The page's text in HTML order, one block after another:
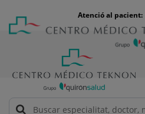
contingut
Menú
teléfono
cabecera
Atenció al pacient: